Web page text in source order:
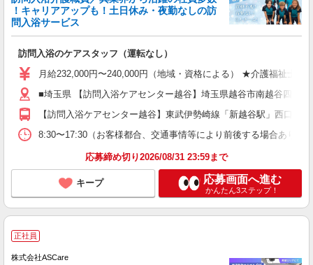
！キャリアアップも！土日休み・夜勤なしの訪
問入浴サービス
訪問入浴のケアスタッフ（運転なし）
月給232,000円〜240,000円（地域・資格による） ★介護福祉士の
■埼玉県 【訪問入浴ケアセンター越谷】埼玉県越谷市南越谷四丁
【訪問入浴ケアセンター越谷】東武伊勢崎線「新越谷駅」西口
8:30〜17:30（お客様都合、交通事情等により前後する場合あり）
応募締め切り2026/08/31 23:59まで
キープ 応募画面へ進む
かんたん3ステップ！
正社員
株式会社ASCare